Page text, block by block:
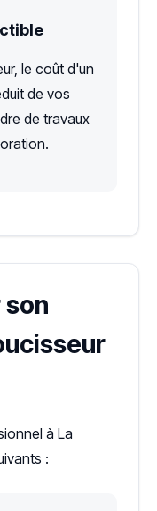
le coût d'un
de vos
de travaux
à La
: